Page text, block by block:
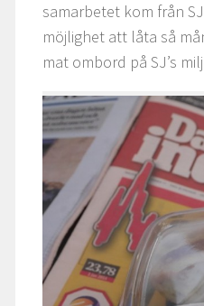
samarbetet kom från
möjlighet att låta så
mat ombord på SJ’s